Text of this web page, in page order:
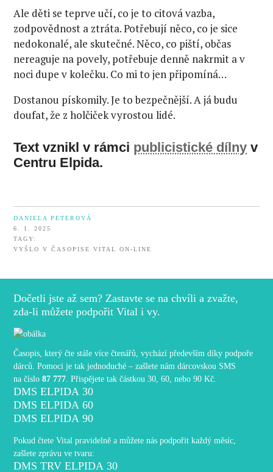
Ale děti se teprve učí, co je to citová vazba,
zodpovědnost a ztráta. Potřebují něco, co je sice
nedokonalé, ale skutečné. Něco, co piští, občas
nereaguje na povely, potřebuje denně nakrmit a v
noci dupe v kolečku. Co mi to jen připomíná…
Dostanou pískomily. Je to bezpečnější. A já budu
doufat, že z holčiček vyrostou lidé.
Text vznikl v rámci publicistické dílny v
Centru Elpida.
DANIELA PETEROVÁ
6. 1. 2025
TAGY:
VYŠLO V ČASOPISE VITAL ON-LINE
Dočetli jste až sem? Zastavte se na chvíli a zvažte,
zda-li můžete podpořit Vital i vy.
Časopis, který čte stále více čtenářů, vychází především díky podpoře
dárců. Pomoci je tak jednoduché – zašlete nám dárcovskou SMS
na číslo87 777 . Přispějete tak částkou 30, 60, nebo 90 Kč.
DMS ELPIDA 30
DMS ELPIDA 60
DMS ELPIDA 90
Pokud čtete Vital pravidelně a můžete nás podpořit každý měsíc,
zašlete zprávu ve tvaru:
DMS TRV ELPIDA 30